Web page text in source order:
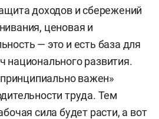
доходов и сбережений
ценовая и
— это и есть база для
национального развития.
важен»
труда. Тем
сила будет расти, а вот